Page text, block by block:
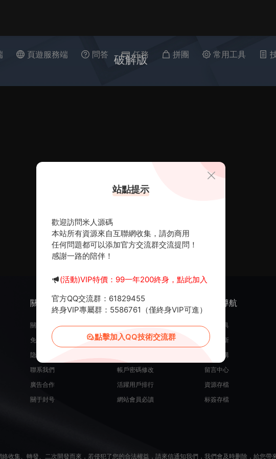
頁遊服務端 問答 任務 拼團 常用工具
破解版
關于我們
關于我們
免責申明
隐私政策
聯系我們
廣告合作
關于封号
服務支持
在線開通會員
源碼投稿發布
帳戶密碼修改
活躍用戶排行
網站會員必讀
熱門導航
常用工具
最近更新
源碼團購
留言中心
資源存檔
标簽存檔
收集、轉發、二次開發而來，若侵犯了您的合法權益，請來信通知我們，我們會及時删除，給您帶
站點提示
歡迎訪問米人源碼
本站所有資源來自互聯網收集，請勿商用
任何問題都可以添加官方交流群交流提問！
感謝一路的陪伴！
(活動)VIP特價：99一年200終身，點此加入
官方QQ交流群：61829455
終身VIP專屬群：5586761（僅終身VIP可進）
點擊加入QQ技術交流群